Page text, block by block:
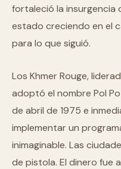
fortaleció la insurgencia
estado creciendo en el
para lo que siguió.
Los Khmer Rouge,
adoptó el nombre Pol
de abril de 1975 e
implementar un
inimaginable. Las
de pistola. El dinero fue